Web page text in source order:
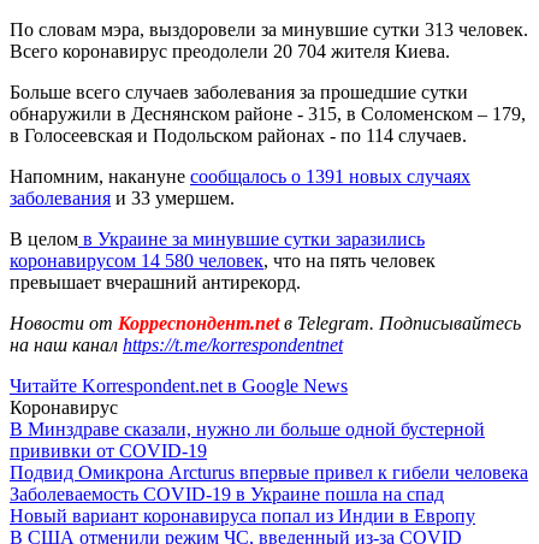
По словам мэра, выздоровели за минувшие сутки 313 человек.
Всего коронавирус преодолели 20 704 жителя Киева.
Больше всего случаев заболевания за прошедшие сутки
обнаружили в Деснянском районе - 315, в Соломенском – 179,
в Голосеевская и Подольском районах - по 114 случаев.
Напомним, накануне сообщалось о 1391 новых случаях
заболевания и 33 умершем.
В целом в Украине за минувшие сутки заразились
коронавирусом 14 580 человек, что на пять человек
превышает вчерашний антирекорд.
Новости от Корреспондент.netв Telegram. Подписывайтесь
на наш канал https://t.me/korrespondentnet
Читайте Korrespondent.net в Google News
Коронавирус
В Минздраве сказали, нужно ли больше одной бустерной
прививки от COVID-19
Подвид Омикрона Arcturus впервые привел к гибели человека
Заболеваемость COVID-19 в Украине пошла на спад
Новый вариант коронавируса попал из Индии в Европу
В США отменили режим ЧС, введенный из-за COVID